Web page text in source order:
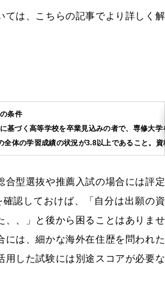
ては、こちらの記事でより詳しく解
条件
基づく高等学校を卒業見込みの者で、専修大
全体の学習成績の状況が3.8以上であること。
合型選抜や推薦入試の場合には評定
認しておけば、「自分は出願の資
、、」と後から困ることはありませ
には、細かな海外在住歴を問われた
用した試験には別途スコアが必要な